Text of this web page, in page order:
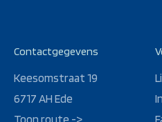
Contactgegevens
Keesomstraat 19
6717 AH Ede
Toon route ->